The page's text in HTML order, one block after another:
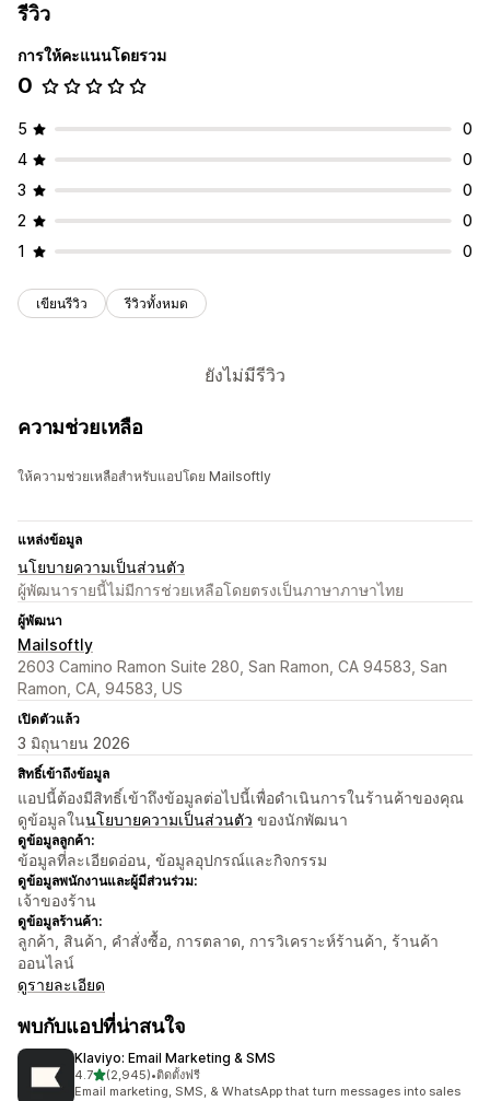
รีวิว
การให้คะแนนโดยรวม
0
5
0
4
0
3
0
2
0
1
0
เขียนรีวิว รีวิวทั้งหมด
ยังไม่มีรีวิว
ความช่วยเหลือ
ให้ความช่วยเหลือสำหรับแอปโดย Mailsoftly
แหล่งข้อมูล
นโยบายความเป็นส่วนตัว
ผู้พัฒนารายนี้ไม่มีการช่วยเหลือโดยตรงเป็นภาษาภาษาไทย
ผู้พัฒนา
Mailsoftly
2603 Camino Ramon Suite 280, San Ramon, CA 94583, San
Ramon, CA, 94583, US
เปิดตัวแล้ว
3 มิถุนายน 2026
สิทธิ์เข้าถึงข้อมูล
แอปนี้ต้องมีสิทธิ์เข้าถึงข้อมูลต่อไปนี้เพื่อดำเนินการในร้านค้าของคุณ
ดูข้อมูลในนโยบายความเป็นส่วนตัว ของนักพัฒนา
ดูข้อมูลลูกค้า:
ข้อมูลที่ละเอียดอ่อน, ข้อมูลอุปกรณ์และกิจกรรม
ดูข้อมูลพนักงานและผู้มีส่วนร่วม:
เจ้าของร้าน
ดูข้อมูลร้านค้า:
ลูกค้า, สินค้า, คำสั่งซื้อ, การตลาด, การวิเคราะห์ร้านค้า, ร้านค้า
ออนไลน์
ดูรายละเอียด
พบกับแอปที่น่าสนใจ
Klaviyo: Email Marketing & SMS
4.7เต็ม 5 ดาว
(2,945)
ทั้งหมด 2945 รีวิว
•ติดตั้งฟรี
Email marketing, SMS, & WhatsApp that turn messages into sales